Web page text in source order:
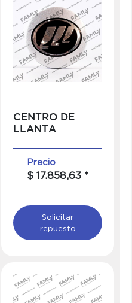
CENTRO DE
LLANTA
Precio
$ 17.858,63 *
Solicitar
repuesto